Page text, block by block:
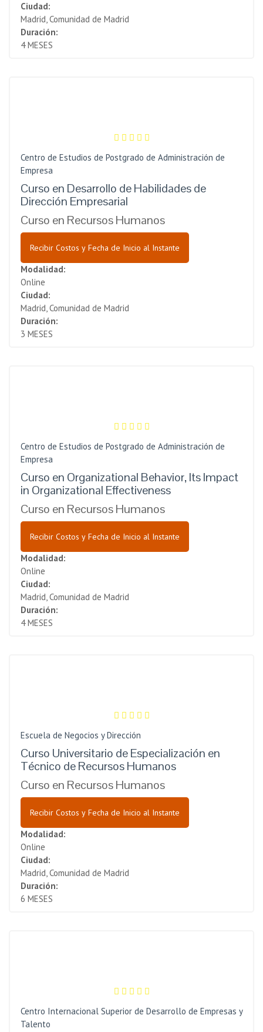
Ciudad:
Madrid, Comunidad de Madrid
Duración:
4 MESES
Centro de Estudios de Postgrado de Administración de
Empresa
Curso en Desarrollo de Habilidades de
Dirección Empresarial
Curso en Recursos Humanos
Recibir Costos y Fecha de Inicio al Instante
Modalidad:
Online
Ciudad:
Madrid, Comunidad de Madrid
Duración:
3 MESES
Centro de Estudios de Postgrado de Administración de
Empresa
Curso en Organizational Behavior, Its Impact
in Organizational Effectiveness
Curso en Recursos Humanos
Recibir Costos y Fecha de Inicio al Instante
Modalidad:
Online
Ciudad:
Madrid, Comunidad de Madrid
Duración:
4 MESES
Escuela de Negocios y Dirección
Curso Universitario de Especialización en
Técnico de Recursos Humanos
Curso en Recursos Humanos
Recibir Costos y Fecha de Inicio al Instante
Modalidad:
Online
Ciudad:
Madrid, Comunidad de Madrid
Duración:
6 MESES
Centro Internacional Superior de Desarrollo de Empresas y
Talento